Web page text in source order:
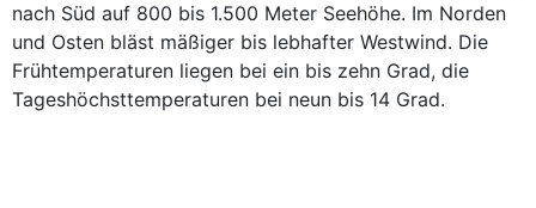
nach Süd auf 800 bis 1.500 Meter Seehöhe. Im Norden
und Osten bläst mäßiger bis lebhafter Westwind. Die
Frühtemperaturen liegen bei ein bis zehn Grad, die
Tageshöchsttemperaturen bei neun bis 14 Grad.